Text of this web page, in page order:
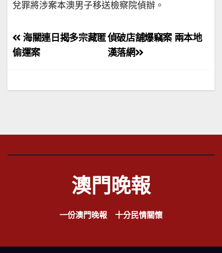
兌罪將涉案本澳男子移送檢察院偵辦。
文
章
覽
偵破店舖爆竊案 兩本地
漢落網
海關連日揭多宗藏匿
偷運案
澳門晚報
一份澳門晚報 十分民情關懷